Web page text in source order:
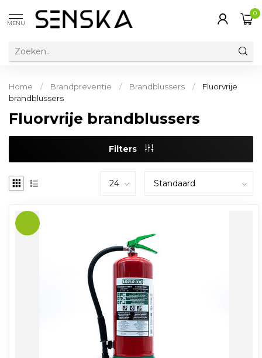
MENU
0
Home / Brandpreventie / Brandblussers /
Fluorvrije
brandblussers
Fluorvrije brandblussers
Filters